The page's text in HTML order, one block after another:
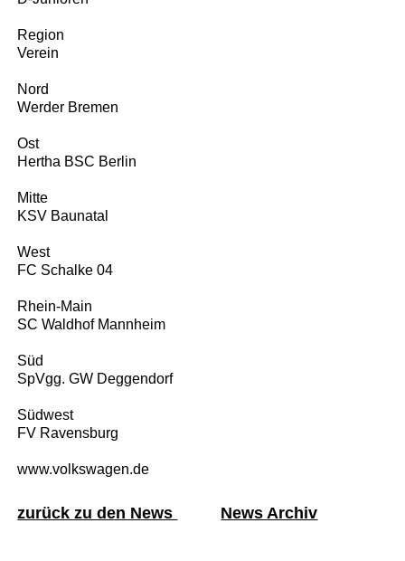
Region
Verein
Nord
Werder Bremen
Ost
Hertha BSC Berlin
Mitte
KSV Baunatal
West
FC Schalke 04
Rhein-Main
SC Waldhof Mannheim
Süd
SpVgg. GW Deggendorf
Südwest
FV Ravensburg
www.volkswagen.de
zurück zu den News News Archiv